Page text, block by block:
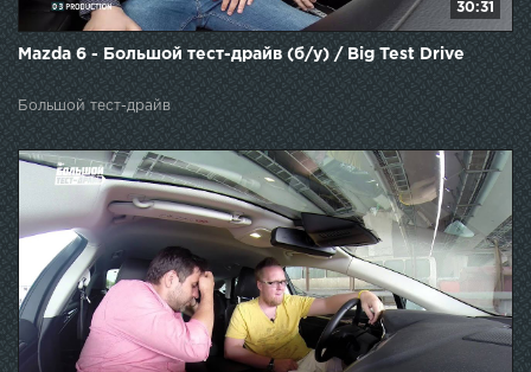
30:31
Mazda 6 - Большой тест-драйв (б/у) / Big Test Drive
Большой тест-драйв